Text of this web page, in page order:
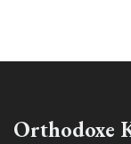
Orthodoxe